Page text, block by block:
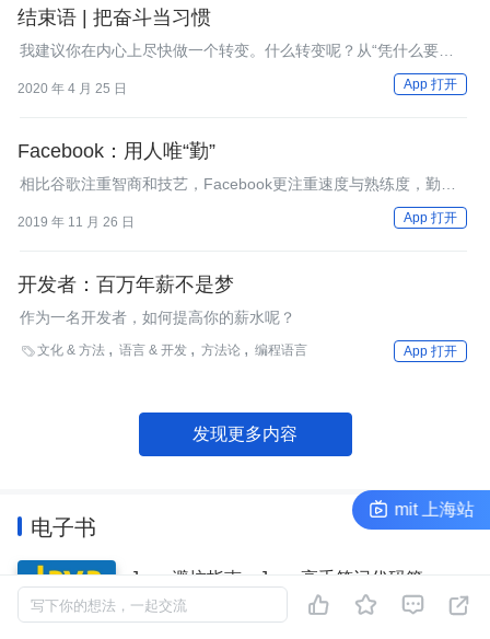
结束语 | 把奋斗当习惯
我建议你在内心上尽快做一个转变。什么转变呢？从“凭什么要我
做？”，到“愿意主动去多做事儿”，再到“把奋斗当做习惯”。
2020 年 4 月 25 日 App 打开
Facebook：用人唯“勤”
相比谷歌注重智商和技艺，Facebook更注重速度与熟练度，勤奋
与将大量时间投入工作是Facebook的招聘和考核方式。
2019 年 11 月 26 日 App 打开
开发者：百万年薪不是梦
作为一名开发者，如何提高你的薪水呢？
文化 & 方法 语言 & 开发 方法论 编程语言 App 打开
发现更多内容
电子书
Java 避坑指南：Java 高手笔记代码篇
本迷你书包括 86 个业务开发中常见踩坑点。每一
写下你的想法，一起交流    
演讲经验交流会｜ArchSummit 上海站